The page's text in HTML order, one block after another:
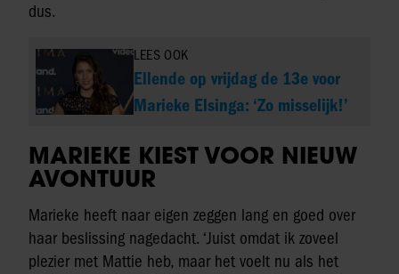
dus.
LEES OOK
Ellende op vrijdag de 13e voor
Marieke Elsinga: ‘Zo misselijk!’
MARIEKE KIEST VOOR NIEUW
AVONTUUR
Marieke heeft naar eigen zeggen lang en goed over
haar beslissing nagedacht. ‘Juist omdat ik zoveel
plezier met Mattie heb, maar het voelt nu als het